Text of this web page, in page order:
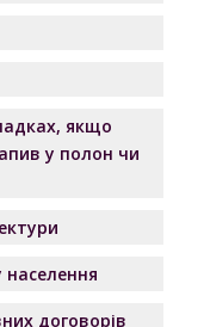
якщо
у полон чи
населення
договорів